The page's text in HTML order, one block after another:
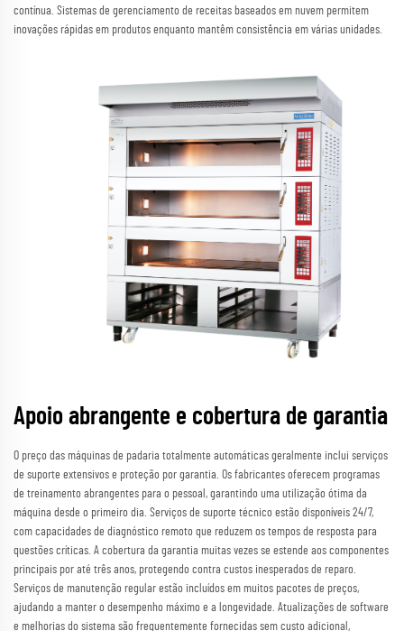
contínua. Sistemas de gerenciamento de receitas baseados em nuvem permitem
inovações rápidas em produtos enquanto mantêm consistência em várias unidades.
Apoio abrangente e cobertura de garantia
O preço das máquinas de padaria totalmente automáticas geralmente inclui serviços
de suporte extensivos e proteção por garantia. Os fabricantes oferecem programas
de treinamento abrangentes para o pessoal, garantindo uma utilização ótima da
máquina desde o primeiro dia. Serviços de suporte técnico estão disponíveis 24/7,
com capacidades de diagnóstico remoto que reduzem os tempos de resposta para
questões críticas. A cobertura da garantia muitas vezes se estende aos componentes
principais por até três anos, protegendo contra custos inesperados de reparo.
Serviços de manutenção regular estão incluídos em muitos pacotes de preços,
ajudando a manter o desempenho máximo e a longevidade. Atualizações de software
e melhorias do sistema são frequentemente fornecidas sem custo adicional,